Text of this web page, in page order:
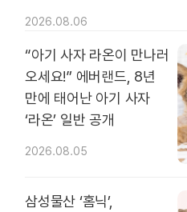
2026.08.06
“아기 사자 라온이 만나러
오세요!” 에버랜드, 8년
만에 태어난 아기 사자
‘라온’ 일반 공개
2026.08.05
삼성물산 ‘홈닉’,